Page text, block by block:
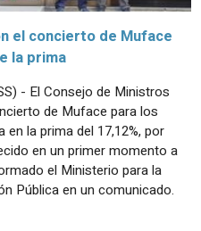
el concierto de Muface
la prima
- El Consejo de Ministros
de Muface para los
la prima del 17,12%, por
en un primer momento a
el Ministerio para la
Pública en un comunicado.